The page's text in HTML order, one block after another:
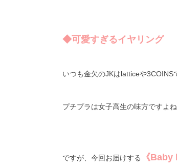
◆可愛すぎるイヤリング
いつも金欠のJKはlatticeや3COINS
プチプラは女子高生の味方ですよ
ですが、今回お届けする 《Baby